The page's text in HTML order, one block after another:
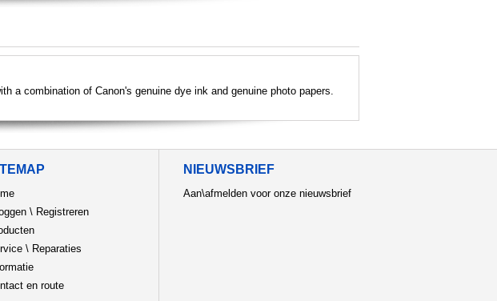
a combination of Canon's genuine dye ink and genuine photo papers.
\ Registreren
\ Reparaties
en route
NIEUWSBRIEF
Aan\afmelden voor onze nieuwsbrief